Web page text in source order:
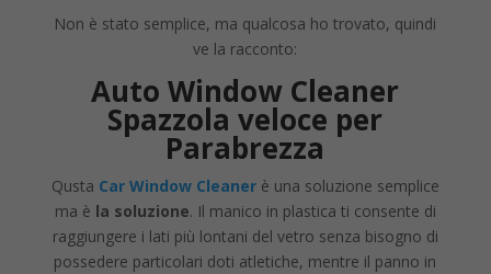
Non è stato semplice, ma qualcosa ho trovato, quindi
ve la racconto:
Auto Window Cleaner
Spazzola veloce per
Parabrezza
Qusta Car Window Cleanerè una soluzione semplice
ma è la soluzione. Il manico in plastica ti consente di
raggiungere i lati più lontani del vetro senza bisogno di
possedere particolari doti atletiche, mentre il panno in